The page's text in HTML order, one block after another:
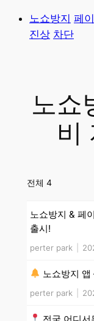
노쇼방지 페
진상 차단
노쇼
비
전체 4
노쇼방지 & 페
출시!
perter park
노쇼방지
perter park
전국 어디